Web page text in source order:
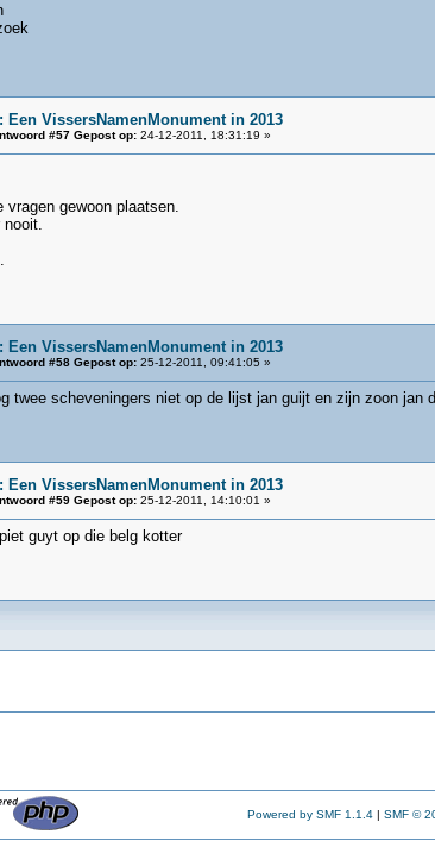
Een VissersNamenMonument in 2013
#57 Gepost op:24-12-2011, 18:31:19 »
vragen gewoon plaatsen.
nooit.
Een VissersNamenMonument in 2013
#58 Gepost op:25-12-2011, 09:41:05 »
twee scheveningers niet op de lijst jan guijt en zijn zoon
Een VissersNamenMonument in 2013
#59 Gepost op:25-12-2011, 14:10:01 »
guyt op die belg kotter
Powered by SMF 1.1.4 | SMF ©